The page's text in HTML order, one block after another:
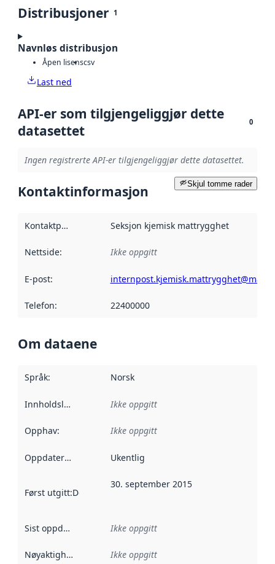
Distribusjoner 1
Navnløs distribusjon
Åpen lisenscsv
Last ned
API-er som tilgjengeliggjør dette
datasettet
0
Ingen registrerte API-er tilgjengeliggjør dette datasettet.
Skjul tomme rader
Kontaktinformasjon
Kontaktpunkt Seksjon kjemisk mattrygghet
Nettside: Ikke oppgitt
E-post:
Telefon: 22400000
Om dataene
Språk: Norsk
Innholdsleverandører :
Ikke oppgitt
Opphav: Ikke oppgitt
Oppdateringsfrekvens :
Ukentlig
Først utgitt:Denne datoen sier når dataene i dette
30. september 2015
Sist oppdatert Ikke oppgitt
Nøyaktighet Ikke oppgitt